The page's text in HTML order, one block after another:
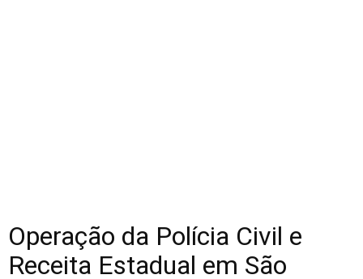
Operação da Polícia Civil e
Receita Estadual em São